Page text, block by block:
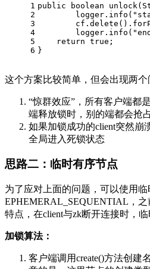
1
2
3
4
5
6
public boolean
    return true;
}
这个方案比较简单，但会出现两个
“惊群效应”，所有客户端都
端释放锁时，别的端都会抢
如果加锁成功的client突然崩
全局进入死锁状态
思路二：临时有序节点
为了应对上面的问题，可以使用临
EPHEMERAL_SEQUENTIAL，
特点，在client与zk断开连接时，
加锁算法：
客户端调用create()方法创建